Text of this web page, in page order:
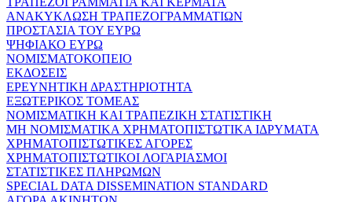
ΑΝΑΚΥΚΛΩΣΗ ΤΡΑΠΕΖΟΓΡΑΜΜΑΤΙΩΝ
ΠΡΟΣΤΑΣΙΑ ΤΟΥ ΕΥΡΩ
ΨΗΦΙΑΚΟ ΕΥΡΩ
ΝΟΜΙΣΜΑΤΟΚΟΠΕΙΟ
ΕΚΔΟΣΕΙΣ
ΕΡΕΥΝΗΤΙΚΗ ΔΡΑΣΤΗΡΙΟΤΗΤΑ
ΕΞΩΤΕΡΙΚΟΣ ΤΟΜΕΑΣ
ΝΟΜΙΣΜΑΤΙΚΗ ΚΑΙ ΤΡΑΠΕΖΙΚΗ ΣΤΑΤΙΣΤΙΚΗ
ΜΗ ΝΟΜΙΣΜΑΤΙΚΑ ΧΡΗΜΑΤΟΠΙΣΤΩΤΙΚΑ ΙΔΡΥΜΑΤΑ
ΧΡΗΜΑΤΟΠΙΣΤΩΤΙΚΕΣ ΑΓΟΡΕΣ
ΧΡΗΜΑΤΟΠΙΣΤΩΤΙΚΟΙ ΛΟΓΑΡΙΑΣΜΟΙ
ΣΤΑΤΙΣΤΙΚΕΣ ΠΛΗΡΩΜΩΝ
SPECIAL DATA DISSEMINATION STANDARD